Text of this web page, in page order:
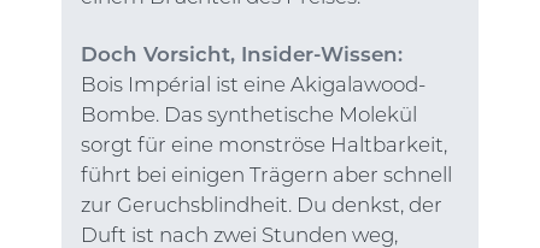
Doch Vorsicht, Insider-Wissen:
Bois Impérial ist eine Akigalawood-
Bombe. Das synthetische Molekül
sorgt für eine monströse Haltbarkeit,
führt bei einigen Trägern aber schnell
zur Geruchsblindheit. Du denkst, der
Duft ist nach zwei Stunden weg,